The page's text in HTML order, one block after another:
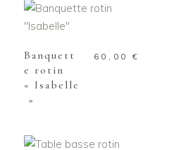
AJOUTER AU
PANIER
Banquett
e rotin
« Isabelle
»
60,00€
AJOUTER AU